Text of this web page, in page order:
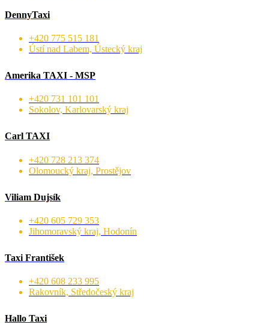
DennyTaxi
+420 775 515 181
Ústí nad Labem, Ústecký kraj
Amerika TAXI - MSP
+420 731 101 101
Sokolov, Karlovarský kraj
Carl TAXI
+420 728 213 374
Olomoucký kraj, Prostějov
Viliam Dujsík
+420 605 729 353
Jihomoravský kraj, Hodonín
Taxi František
+420 608 233 995
Rakovník, Středočeský kraj
Hallo Taxi